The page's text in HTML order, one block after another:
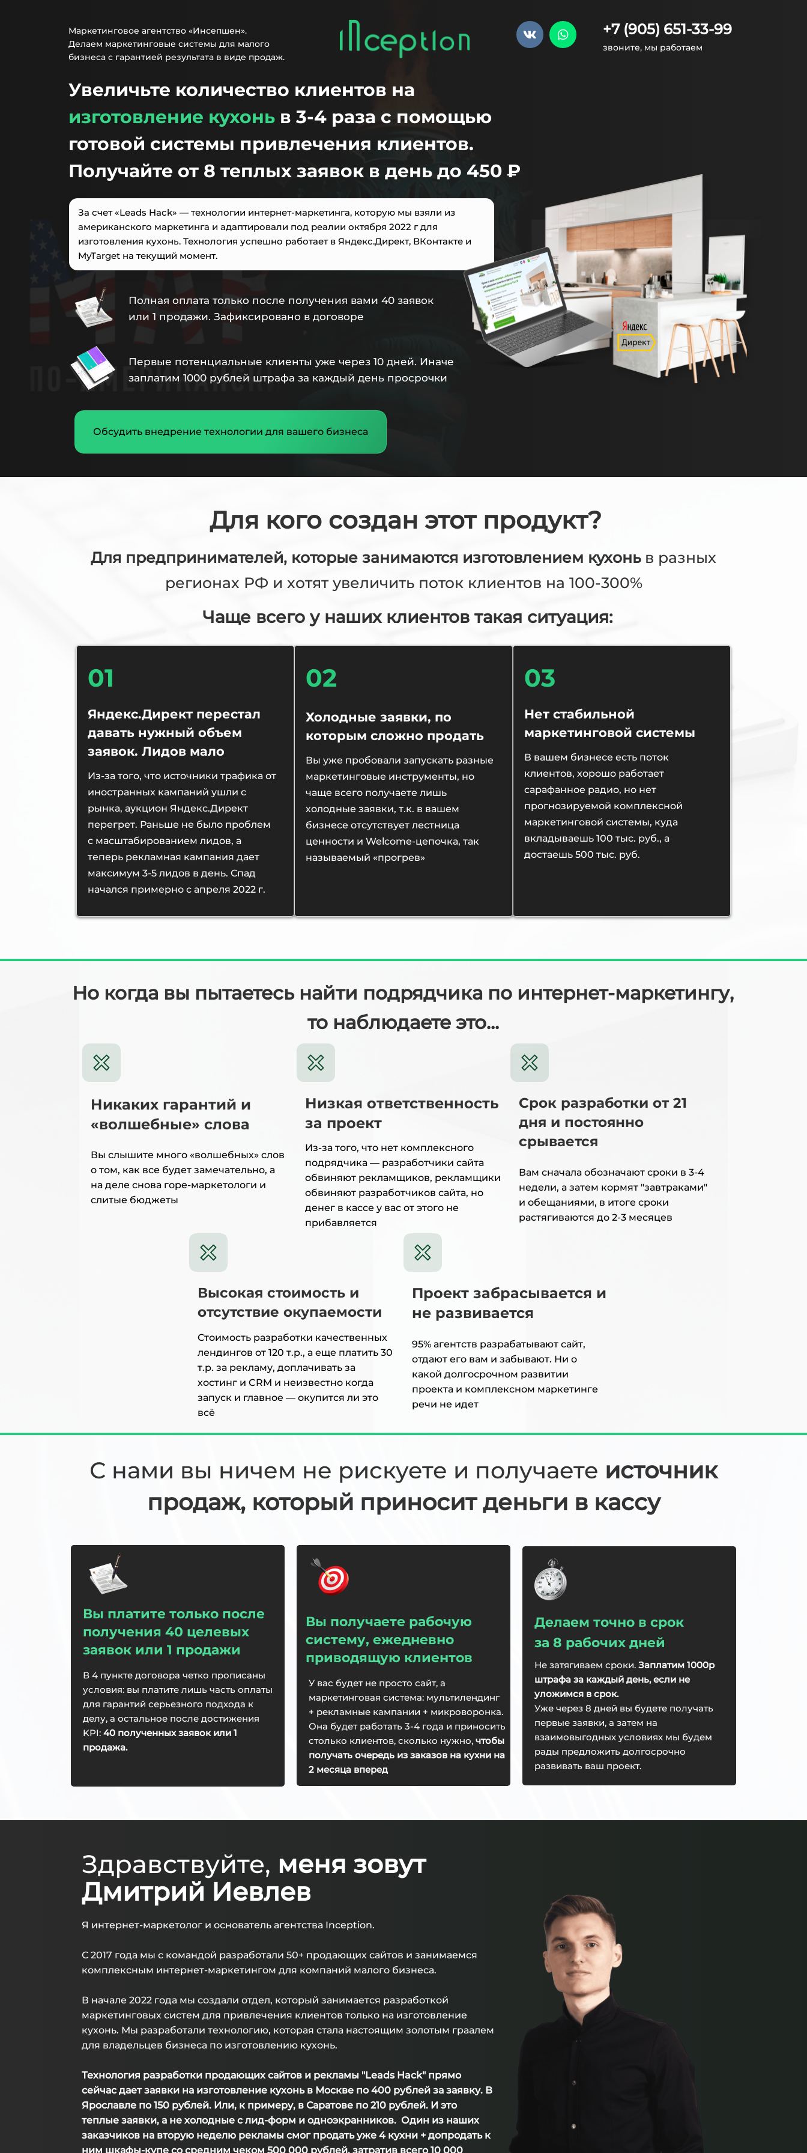
Увеличьте количество клиентов на
изготовление кухонь в 3-4 раза с помощью
готовой системы привлечения клиентов.
Получайте от 8 теплых заявок в день до 450 ₽
Первые потенциальные клиенты уже через 10 дней. Иначе
заплатим 1000 рублей штрафа за каждый день просрочки
Полная оплата только после получения вами 40 заявок
или 1 продажи. Зафиксировано в договоре
Маркетинговое агентство «Инсепшен».
Делаем маркетинговые системы для малого
бизнеса с гарантией результата в виде продаж.
+7 (905) 651-33-99
Обсудить внедрение технологии для вашего бизнеса
звоните, мы работаем
За счет «Leads Hack» — технологии интернет-маркетинга, которую мы взяли из
американского маркетинга и адаптировали под реалии октября 2022 г для
изготовления кухонь. Технология успешно работает в Яндекс.Директ, ВКонтакте и
MyTarget на текущий момент.
Для кого создан этот продукт?
Для предпринимателей, которые занимаются изготовлением кухонь в разных
регионах РФ и хотят увеличить поток клиентов на 100-300%
Чаще всего у наших клиентов такая ситуация:
01
Яндекс.Директ перестал
давать нужный объем
заявок. Лидов мало
Из-за того, что источники трафика от
иностранных кампаний ушли с
рынка, аукцион Яндекс.Директ
перегрет. Раньше не было проблем
с масштабированием лидов, а
теперь рекламная кампания дает
максимум 3-5 лидов в день. Спад
начался примерно с апреля 2022 г.
02
Холодные заявки, по
которым сложно продать
Вы уже пробовали запускать разные
маркетинговые инструменты, но
чаще всего получаете лишь
холодные заявки, т.к. в вашем
бизнесе отсутствует лестница
ценности и Welcome-цепочка, так
называемый «прогрев»
03
Нет стабильной
маркетинговой системы
В вашем бизнесе есть поток
клиентов, хорошо работает
сарафанное радио, но нет
прогнозируемой комплексной
маркетинговой системы, куда
вкладываешь 100 тыс. руб., а
достаешь 500 тыс. руб.
Но когда вы пытаетесь найти подрядчика по интернет-маркетингу,
то наблюдаете это...
Никаких гарантий и
«волшебные» слова
Вы слышите много «волшебных» слов
о том, как все будет замечательно, а
на деле снова горе-маркетологи и
слитые бюджеты
Низкая ответственность
за проект
Из-за того, что нет комплексного
подрядчика — разработчики сайта
обвиняют рекламщиков, рекламщики
обвиняют разработчиков сайта, но
денег в кассе у вас от этого не
прибавляется
Срок разработки от 21
дня и постоянно
срывается
Вам сначала обозначают сроки в 3-4
недели, а затем кормят "завтраками"
и обещаниями, в итоге сроки
растягиваются до 2-3 месяцев
Высокая стоимость и
отсутствие окупаемости
Стоимость разработки качественных
лендингов от 120 т.р., а еще платить 30
т.р. за рекламу, доплачивать за
хостинг и CRM и неизвестно когда
запуск и главное — окупится ли это
всё
Проект забрасывается и
не развивается
95% агентств разрабатывают сайт,
отдают его вам и забывают. Ни о
какой долгосрочном развитии
проекта и комплексном маркетинге
речи не идет
С нами вы ничем не рискуете и получаете источник
продаж, который приносит деньги в кассу
Вы платите только после
получения 40 целевых
заявок или 1 продажи
В 4 пункте договора четко прописаны
условия: вы платите лишь часть оплаты
для гарантий серьезного подхода к
делу, а остальное после достижения
KPI: 40 полученных заявок или 1
продажа.
Вы получаете рабочую
систему, ежедневно
приводящую клиентов
У вас будет не просто сайт, а
маркетинговая система: мультилендинг
+ рекламные кампании + микроворонка.
Она будет работать 3-4 года и приносить
столько клиентов, сколько нужно, чтобы
получать очередь из заказов на кухни на
2 месяца вперед
Делаем точно в срок
за 8 рабочих дней
Не затягиваем сроки. Заплатим 1000р
штрафа за каждый день, если не
уложимся в срок.
Уже через 8 дней вы будете получать
первые заявки, а затем на
взаимовыгодных условиях мы будем
рады предложить долгосрочно
развивать ваш проект.
Здравствуйте, меня зовут
Дмитрий Иевлев
Я интернет-маркетолог и основатель агентства Inception.
С 2017 года мы с командой разработали 50+ продающих сайтов и занимаемся
комплексным интернет-маркетингом для компаний малого бизнеса.
В начале 2022 года мы создали отдел, который занимается разработкой
маркетинговых систем для привлечения клиентов только на изготовление
кухонь. Мы разработали технологию, которая стала настоящим золотым граалем
для владельцев бизнеса по изготовлению кухонь.
Технология разработки продающих сайтов и рекламы "Leads Hack" прямо
сейчас дает заявки на изготовление кухонь в Москве по 400 рублей за заявку. В
Ярославле по 150 рублей. Или, к примеру, в Саратове по 210 рублей. И это
теплые заявки, а не холодные с лид-форм и одноэкранников. Один из наших
заказчиков на вторую неделю рекламы смог продать уже 4 кухни + допродать к
ним шкафы-купе со средним чеком 500 000 рублей, затратив всего 10 000